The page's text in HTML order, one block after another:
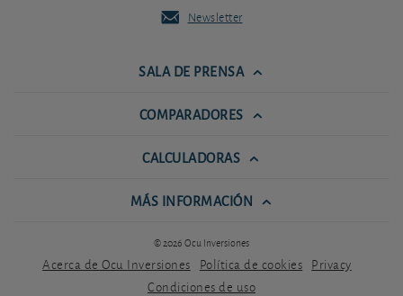
Newsletter
SALA DE PRENSA
COMPARADORES
CALCULADORAS
MÁS INFORMACIÓN
© 2026 Ocu Inversiones
Acerca de Ocu Inversiones Política de cookies Privacy
Condiciones de uso